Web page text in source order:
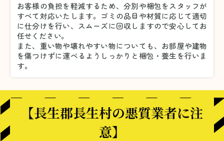
お客様の負担を軽減するため、分別や梱包をスタッフが
すべて対応いたします。 ゴミの品目や材質に応じて適切
に仕分けを行い、スムーズに回収しますので安心してお
任せください。
また、重い物や壊れやすい物についても、お部屋や建物
を傷つけずに運べるようしっかりと梱包・養生を行いま
す。
【長生郡長生村の悪質業者に注
意】